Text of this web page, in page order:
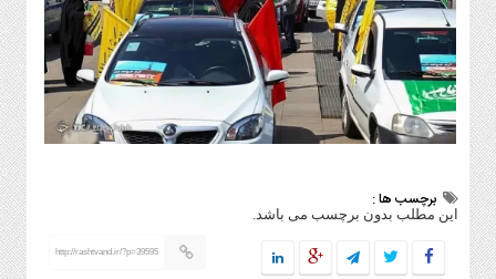
برچسب ها :
این مطلب بدون برچسب می باشد.
http://rashtvand.ir/?p=39595